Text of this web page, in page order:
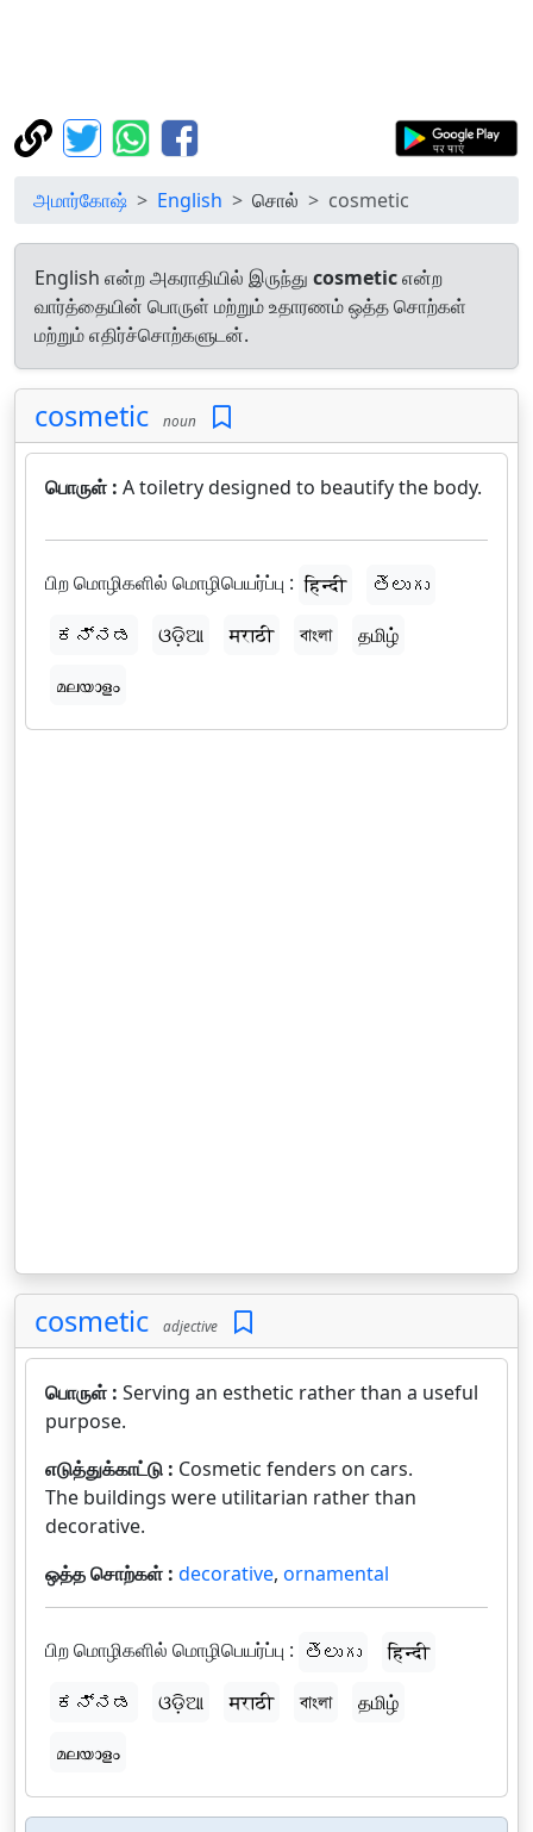
அமார்கோஷ் English சொல் cosmetic
English என்ற அகராதியில் இருந்து cosmeticஎன்ற
வார்த்தையின் பொருள் மற்றும் உதாரணம் ஒத்த சொற்கள்
மற்றும் எதிர்ச்சொற்களுடன்.
cosmetic noun
பொருள் : A toiletry designed to beautify the body.
பிற மொழிகளில் மொழிபெயர்ப்பு : हिन्दी
తెలుగు
ಕನ್ನಡ
ଓଡ଼ିଆ मराठी বাংলা
தமிழ்
മലയാളം
cosmetic adjective
பொருள் : Serving an esthetic rather than a useful
purpose.
எடுத்துக்காட்டு : Cosmetic fenders on cars.
The buildings were utilitarian rather than
decorative.
ஒத்த சொற்கள் : decorative, ornamental
பிற மொழிகளில் மொழிபெயர்ப்பு : తెలుగు
हिन्दी
ಕನ್ನಡ
ଓଡ଼ିଆ मराठी বাংলা
தமிழ்
മലയാളം